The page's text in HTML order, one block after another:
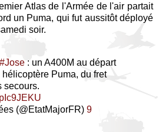
Atlas de l'Armée de l'air partait
un Puma, qui fut aussitôt déployé
soir.
#Jose : un A400M au départ
Puma, du fret
secours.
(@EtatMajorFR) 9